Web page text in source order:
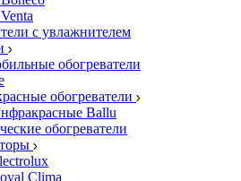
с увлажнителем
обогреватели
обогреватели
Ballu
обогреватели
Clima